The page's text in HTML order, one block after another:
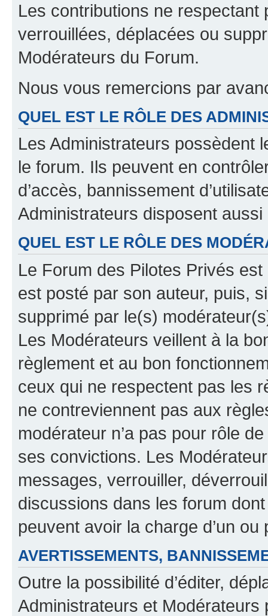
Les contributions ne
verrouillées, déplacées ou
Modérateurs du Forum.
Nous vous remercions par
QUEL EST LE RÔLE DES
Les Administrateurs possèdent
le forum. Ils peuvent en
d’accès, bannissement
Administrateurs disposent
QUEL EST LE RÔLE DES
Le Forum des Pilotes Privés
est posté par son auteur, puis,
supprimé par le(s)
Les Modérateurs veillent à la
règlement et au bon
ceux qui ne respectent pas les
ne contreviennent pas aux
modérateur n’a pas pour rôle
ses convictions. Les
messages, verrouiller,
discussions dans les forum
peuvent avoir la charge d’un
AVERTISSEMENTS,
Outre la possibilité d’éditer,
Administrateurs et